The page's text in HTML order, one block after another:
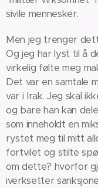
sivile mennesker.
Men jeg trenger
Og jeg har lyst til å
virkelig følte meg
Det var en samtale
var i Irak. Jeg skal
og bare han kan
som inneholdt en
rystet meg til mitt
fortvilet og stilte
om dette? hvorfor
iverksetter